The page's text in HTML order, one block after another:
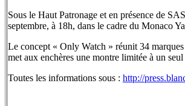
Sous le Haut Patronage et en présence de
septembre, à 18h, dans le cadre du Monaco
Le concept « Only Watch » réunit 34
met aux enchères une montre limitée à un
Toutes les informations sous : http://